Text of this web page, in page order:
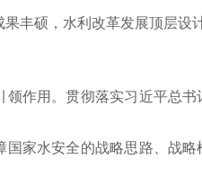
丰硕，水利改革发展顶层设
作用。贯彻落实习近平总书
国家水安全的战略思路、战